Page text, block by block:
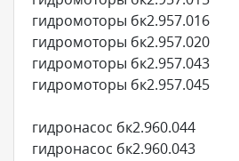
гидромоторы бк2.957.016
гидромоторы бк2.957.020
гидромоторы бк2.957.043
гидромоторы бк2.957.045
гидронасос бк2.960.044
гидронасос бк2.960.043